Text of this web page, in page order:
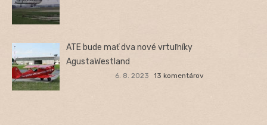
ATE bude mať dva nové vrtuľníky
AgustaWestland
6. 8. 2023 13 komentárov